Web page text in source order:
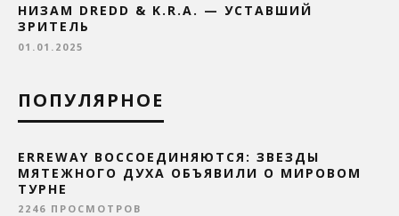
НИЗАМ DREDD & K.R.A. — УСТАВШИЙ
ЗРИТЕЛЬ
01.01.2025
ПОПУЛЯРНОЕ
ERREWAY ВОССОЕДИНЯЮТСЯ: ЗВЕЗДЫ
МЯТЕЖНОГО ДУХА ОБЪЯВИЛИ О МИРОВОМ
ТУРНЕ
2246 ПРОСМОТРОВ